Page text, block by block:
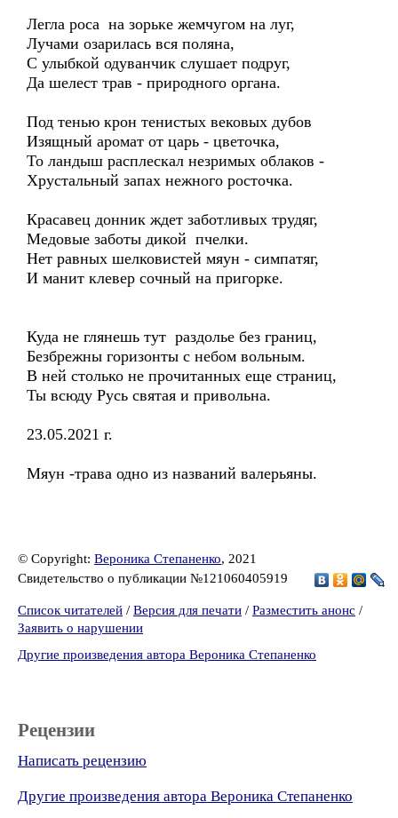
Легла роса на зорьке жемчугом на луг,
Лучами озарилась вся поляна,
С улыбкой одуванчик слушает подруг,
Да шелест трав - природного органа.
Под тенью крон тенистых вековых дубов
Изящный аромат от царь - цветочка,
То ландыш расплескал незримых облаков -
Хрустальный запах нежного росточка.
Красавец донник ждет заботливых трудяг,
Медовые заботы дикой пчелки.
Нет равных шелковистей мяун - симпатяг,
И манит клевер сочный на пригорке.
Куда не глянешь тут раздолье без границ,
Безбрежны горизонты с небом вольным.
В ней столько не прочитанных еще страниц,
Ты всюду Русь святая и привольна.
23.05.2021 г.
Мяун -трава одно из названий валерьяны.
© Copyright: Вероника Степаненко, 2021
Свидетельство о публикации №121060405919
Список читателей / Версия для печати / Разместить анонс /
Заявить о нарушении
Другие произведения автора Вероника Степаненко
Рецензии
Написать рецензию
Другие произведения автора Вероника Степаненко